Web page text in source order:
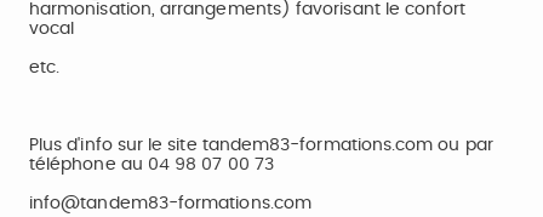
harmonisation, arrangements) favorisant le confort
vocal
etc.
Plus d'info sur le site tandem83-formations.com ou par
téléphone au 04 98 07 00 73
info@tandem83-formations.com